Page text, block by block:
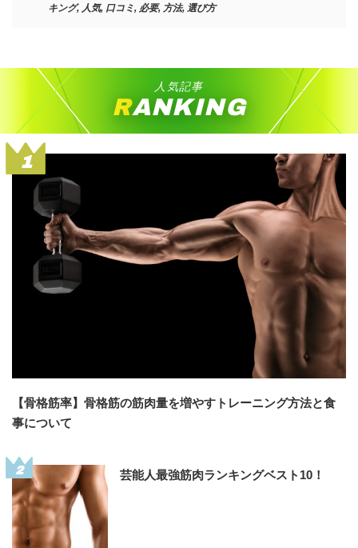
キング, 人気, 口コミ, 必要, 方法, 選び方
人気記事
RANKING
1
【骨格筋率】骨格筋の筋肉量を増やすトレーニング方法と食
事について
2 芸能人最強筋肉ランキングベスト10！